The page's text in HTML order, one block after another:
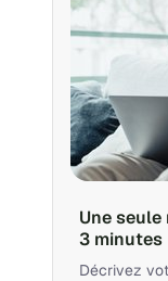
Une seule
3 minutes
Décrivez